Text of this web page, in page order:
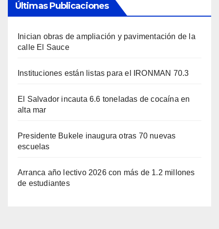
Últimas Publicaciones
Inician obras de ampliación y pavimentación de la
calle El Sauce
Instituciones están listas para el IRONMAN 70.3
El Salvador incauta 6.6 toneladas de cocaína en
alta mar
Presidente Bukele inaugura otras 70 nuevas
escuelas
Arranca año lectivo 2026 con más de 1.2 millones
de estudiantes